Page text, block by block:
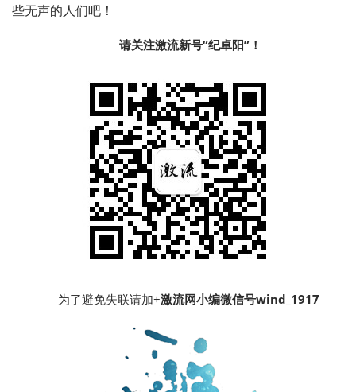
些无声的人们吧！
请关注激流新号“纪卓阳”！
为了避免失联请加+激流网小编微信号wind_1917